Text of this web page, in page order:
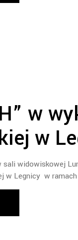
w
w
widowiskowej
w Legnicy w